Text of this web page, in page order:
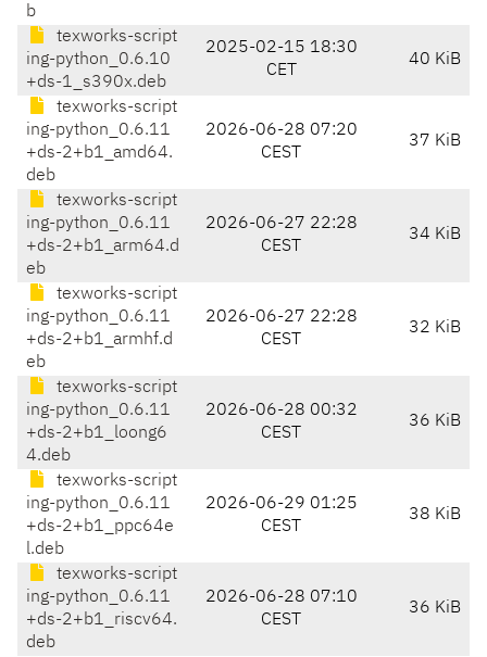
b
texworks-script
ing-python_0.6.10
+ds-1_s390x.deb
2025-02-15 18:30
CET
40 KiB
texworks-script
ing-python_0.6.11
+ds-2+b1_amd64.
deb
2026-06-28 07:20
CEST
37 KiB
texworks-script
ing-python_0.6.11
+ds-2+b1_arm64.d
eb
2026-06-27 22:28
CEST
34 KiB
texworks-script
ing-python_0.6.11
+ds-2+b1_armhf.d
eb
2026-06-27 22:28
CEST
32 KiB
texworks-script
ing-python_0.6.11
+ds-2+b1_loong6
4.deb
2026-06-28 00:32
CEST
36 KiB
texworks-script
ing-python_0.6.11
+ds-2+b1_ppc64e
l.deb
2026-06-29 01:25
CEST
38 KiB
texworks-script
ing-python_0.6.11
+ds-2+b1_riscv64.
deb
2026-06-28 07:10
CEST
36 KiB